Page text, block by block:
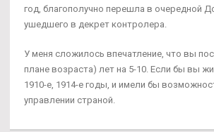
год, благополучно перешла в очередной
ушедшего в декрет контролера.
У меня сложилось впечатление, что вы
плане возраста) лет на 5-10. Если бы вы
1910-е, 1914-е годы, и имели бы
управлении страной.